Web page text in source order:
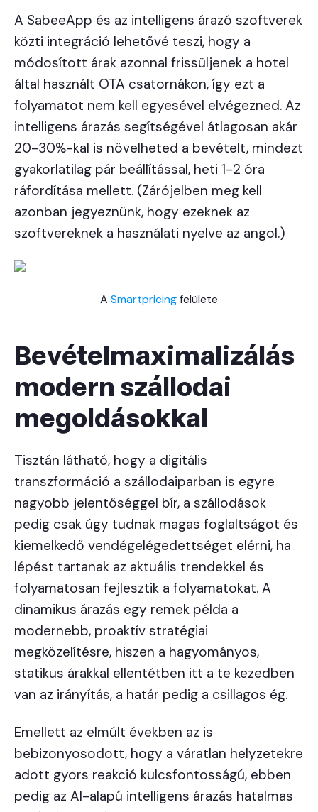
A SabeeApp és az intelligens árazó szoftverek
közti integráció lehetővé teszi, hogy a
módosított árak azonnal frissüljenek a hotel
által használt OTA csatornákon, így ezt a
folyamatot nem kell egyesével elvégezned. Az
intelligens árazás segítségével átlagosan akár
20-30%-kal is növelheted a bevételt, mindezt
gyakorlatilag pár beállítással, heti 1-2 óra
ráfordítása mellett. (Zárójelben meg kell
azonban jegyeznünk, hogy ezeknek az
szoftvereknek a használati nyelve az angol.)
A Smartpricingfelülete
Bevételmaximalizálás
modern szállodai
megoldásokkal
Tisztán látható, hogy a digitális
transzformáció a szállodaiparban is egyre
nagyobb jelentőséggel bír, a szállodások
pedig csak úgy tudnak magas foglaltságot és
kiemelkedő vendégelégedettséget elérni, ha
lépést tartanak az aktuális trendekkel és
folyamatosan fejlesztik a folyamatokat. A
dinamikus árazás egy remek példa a
modernebb, proaktív stratégiai
megközelítésre, hiszen a hagyományos,
statikus árakkal ellentétben itt a te kezedben
van az irányítás, a határ pedig a csillagos ég.
Emellett az elmúlt években az is
bebizonyosodott, hogy a váratlan helyzetekre
adott gyors reakció kulcsfontosságú, ebben
pedig az AI-alapú intelligens árazás hatalmas